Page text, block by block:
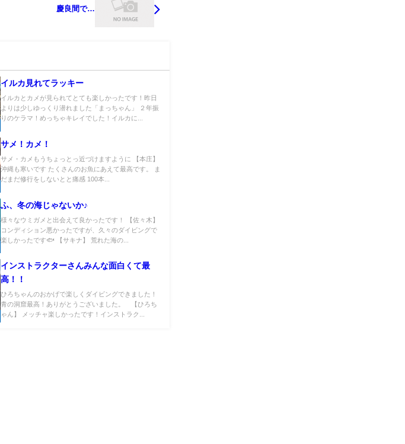
慶良間で…
イルカ見れてラッキー
イルカとカメが見られてとても楽しかったです！昨日
よりは少しゆっくり潜れました「まっちゃん」 ２年振
りのケラマ！めっちゃキレイでした！イルカに...
サメ！カメ！
サメ・カメもうちょっとっ近づけますように 【本庄】
沖縄も寒いです たくさんのお魚にあえて最高です。 ま
だまだ修行をしないとと痛感 100本...
ふ、冬の海じゃないか♪
様々なウミガメと出会えて良かったです！ 【佐々木】
コンディション悪かったですが、久々のダイビングで
楽しかったです🐟 【サキナ】 荒れた海の...
インストラクターさんみんな面白くて最
高！！
ひろちゃんのおかげで楽しくダイビングできました！
青の洞窟最高！ありがとうございました。 【ひろち
ゃん】 メッチャ楽しかったです！インストラク...